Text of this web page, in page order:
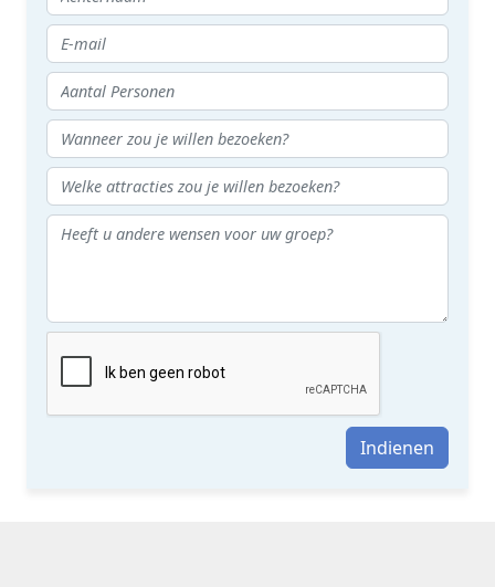
Indienen